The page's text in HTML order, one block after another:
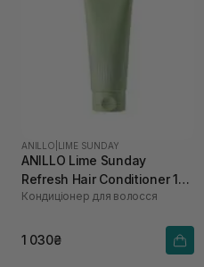
ANILLO LIME SUNDAY
ANILLO Lime Sunday
Refresh Hair Conditioner 150
мл
Кондиціонер для волосся
1 030₴